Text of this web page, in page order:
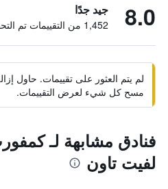
8.0 جيد جدًا
1,452 من التقييمات تم التحقق منها
لم يتم العثور على تقييمات. حاول
مسح كل شيء لعرض التقييمات.
فنادق مشابهة لـ
لفيت تاون